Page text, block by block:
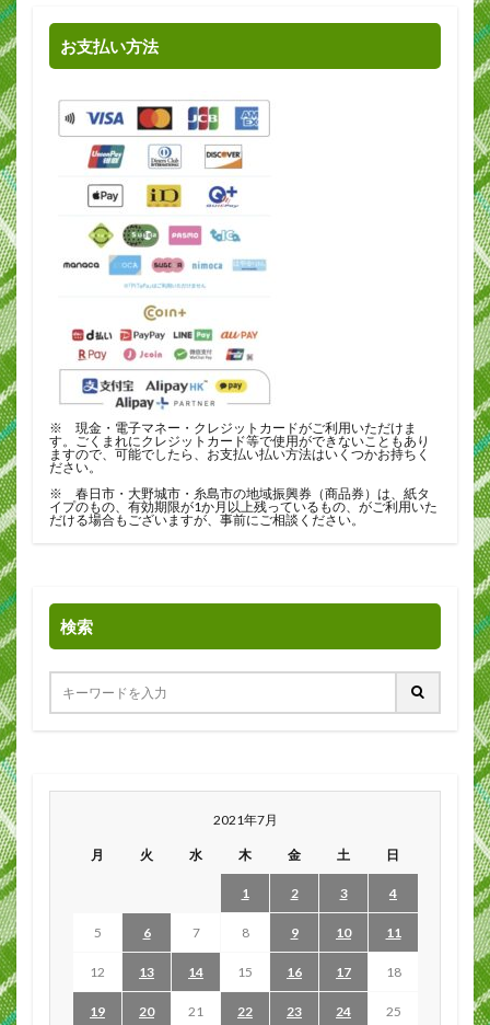
お支払い方法
※ 現金・電子マネー・クレジットカードがご利用いただけま
す。ごくまれにクレジットカード等で使用ができないこともあり
ますので、可能でしたら、お支払い払い方法はいくつかお持ちく
ださい。
※ 春日市・大野城市・糸島市の地域振興券（商品券）は、紙タ
イプのもの、有効期限が1か月以上残っているもの、がご利用いた
だける場合もございますが、事前にご相談ください。
検索
2021年7月
月 火 水 木 金 土 日
1 2 3 4
5 6 7 8 9 10 11
12 13 14 15 16 17 18
19 20 21 22 23 24 25